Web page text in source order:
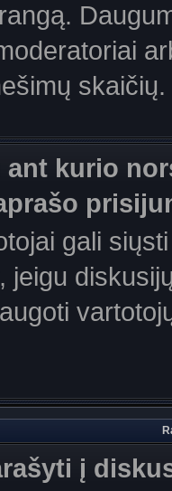
skaičių.
ant kurio
gali
jeigu
į